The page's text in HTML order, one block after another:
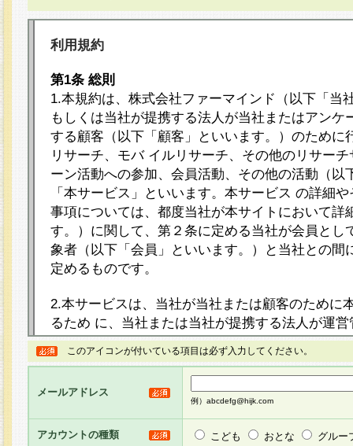
利用規約
第1条 総則
1.本規約は、株式会社ファーマインド（以下「当
もしくは当社が提携する法人が当社またはアンケ
する顧客（以下「顧客」といいます。）のために
リサーチ、モバ イルリサーチ、その他のリサー
ーン活動への参加、会員活動、その他の活動（以
「本サービス」といいます。本サービス の詳細
事項については、都度当社が本サイトにおいて詳
す。）に関して、第２条に定める当社が会員とし
象者（以下「会員」といいます。）と当社との間
定めるものです。
2.本サービスは、当社が当社または顧客のために
るため に、当社または当社が提携する法人が運
ト（以下「本サイト」といいます。）上に本サー
ージを設け、会員がアンケー ト調査に回答する
し、その結果を当社が集計・分析その他の利用を
るものです。なお、本サービスは、それぞれの目
員に対して本サービスの依頼を行うこともあり、
た全ての会員に対して本サービスの依頼をすると
このアイコンが付いている項目は必ず入力してください。
メールアドレス
例）abcdefg@hijk.com
アカウントの種類 こども おとな グルー